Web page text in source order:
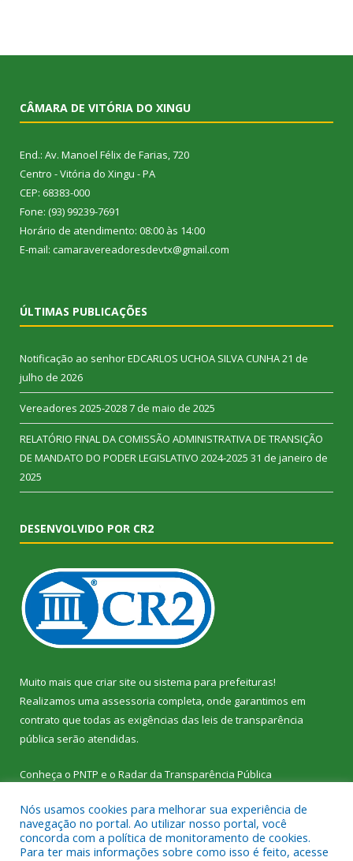
CÂMARA DE VITÓRIA DO XINGU
End.: Av. Manoel Félix de Farias, 720
Centro - Vitória do Xingu - PA
CEP: 68383-000
Fone: (93) 99239-7691
Horário de atendimento: 08:00 às 14:00
E-mail: camaravereadoresdevtx@gmail.com
ÚLTIMAS PUBLICAÇÕES
Notificação ao senhor EDCARLOS UCHOA SILVA CUNHA21 de
julho de 2026
Vereadores 2025-20287 de maio de 2025
RELATÓRIO FINAL DA COMISSÃO ADMINISTRATIVA DE TRANSIÇÃO
DE MANDATO DO PODER LEGISLATIVO 2024-2025 31 de janeiro de
2025
DESENVOLVIDO POR CR2
Muito mais que criar site ou sistema para prefeituras!
Realizamos uma assessoria completa, onde garantimos em
contrato que todas as exigências das leis de transparência
pública serão atendidas.
Conheça o PNTP e o Radar da Transparência Pública
Todos os direitos reservados a Câmara Municipal de Vitória do
Nós usamos cookies para melhorar sua experiência de
navegação no portal. Ao utilizar nosso portal, você
concorda com a política de monitoramento de cookies.
Para ter mais informações sobre como isso é feito, acesse